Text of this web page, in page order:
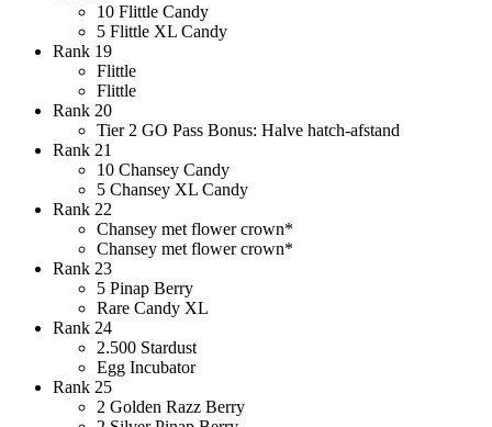
10 Flittle Candy
5 Flittle XL Candy
Rank 19
Flittle
Flittle
Rank 20
Tier 2 GO Pass Bonus: Halve hatch-afstand
Rank 21
10 Chansey Candy
5 Chansey XL Candy
Rank 22
Chansey met flower crown*
Chansey met flower crown*
Rank 23
5 Pinap Berry
Rare Candy XL
Rank 24
2.500 Stardust
Egg Incubator
Rank 25
2 Golden Razz Berry